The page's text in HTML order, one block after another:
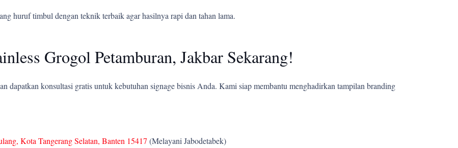
huruf timbul dengan teknik terbaik agar hasilnya rapi dan tahan lama.
Grogol Petamburan, Jakbar Sekarang!
dapatkan konsultasi gratis untuk kebutuhan signage bisnis Anda. Kami siap membantu menghadirkan tampilan branding
Kota Tangerang Selatan, Banten 15417 (Melayani Jabodetabek)